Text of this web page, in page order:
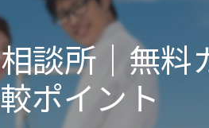
談所｜無
ポイント